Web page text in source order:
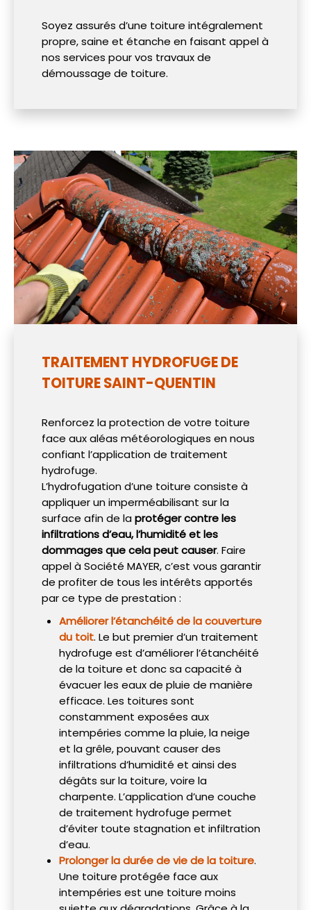
Soyez assurés d’une toiture intégralement
propre, saine et étanche en faisant appel à
nos services pour vos travaux de
démoussage de toiture.
TRAITEMENT HYDROFUGE DE
TOITURE SAINT-QUENTIN
Renforcez la protection de votre toiture
face aux aléas météorologiques en nous
confiant l’application de traitement
hydrofuge.
L’hydrofugation d’une toiture consiste à
appliquer un imperméabilisant sur la
surface afin de la protéger contre les
infiltrations d’eau, l’humidité et les
dommages que cela peut causer. Faire
appel à Société MAYER, c’est vous garantir
de profiter de tous les intérêts apportés
par ce type de prestation :
Améliorer l’étanchéité de la couverture
du toit. Le but premier d’un traitement
hydrofuge est d’améliorer l’étanchéité
de la toiture et donc sa capacité à
évacuer les eaux de pluie de manière
efficace. Les toitures sont
constamment exposées aux
intempéries comme la pluie, la neige
et la grêle, pouvant causer des
infiltrations d’humidité et ainsi des
dégâts sur la toiture, voire la
charpente. L’application d’une couche
de traitement hydrofuge permet
d’éviter toute stagnation et infiltration
d’eau.
Prolonger la durée de vie de la toiture.
Une toiture protégée face aux
intempéries est une toiture moins